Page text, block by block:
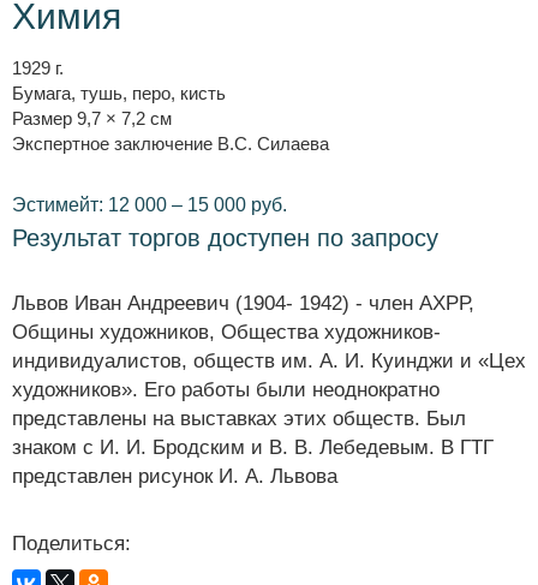
Химия
1929 г.
Бумага, тушь, перо, кисть
Размер 9,7 × 7,2 см
Экспертное заключение В.С. Силаева
Эстимейт: 12 000 – 15 000 руб.
Результат торгов доступен по запросу
Львов Иван Андреевич (1904- 1942) - член АХРР,
Общины художников, Общества художников-
индивидуалистов, обществ им. А. И. Куинджи и «Цех
художников». Его работы были неоднократно
представлены на выставках этих обществ. Был
знаком с И. И. Бродским и В. В. Лебедевым. В ГТГ
представлен рисунок И. А. Львова
Поделиться: